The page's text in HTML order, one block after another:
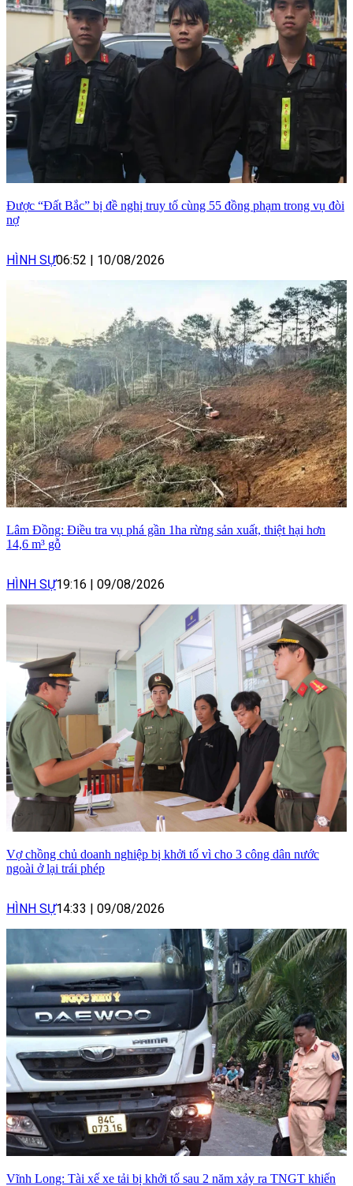
Được “Đất Bắc” bị đề nghị truy tố cùng 55 đồng phạm trong vụ đòi
nợ
HÌNH SỰ06:52 10/08/2026
Lâm Đồng: Điều tra vụ phá gần 1ha rừng sản xuất, thiệt hại hơn
14,6 m³ gỗ
HÌNH SỰ19:16 09/08/2026
Vợ chồng chủ doanh nghiệp bị khởi tố vì cho 3 công dân nước
ngoài ở lại trái phép
HÌNH SỰ14:33 09/08/2026
Vĩnh Long: Tài xế xe tải bị khởi tố sau 2 năm xảy ra TNGT khiến